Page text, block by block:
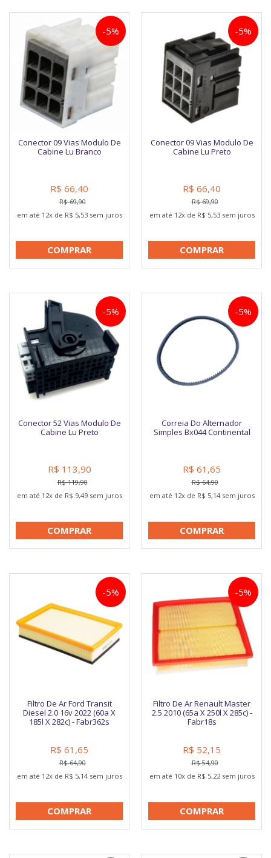
Conector 09 Vias Modulo De
Cabine Lu Branco
R$ 66,40
R$ 69,90
-5%
em até 12x de R$ 5,53 sem juros
COMPRAR
Conector 09 Vias Modulo De
Cabine Lu Preto
R$ 66,40
R$ 69,90
-5%
em até 12x de R$ 5,53 sem juros
COMPRAR
Conector 52 Vias Modulo De
Cabine Lu Preto
R$ 113,90
R$ 119,90
-5%
em até 12x de R$ 9,49 sem juros
COMPRAR
Correia Do Alternador
Simples Bx044 Continental
R$ 61,65
R$ 64,90
-5%
em até 12x de R$ 5,14 sem juros
COMPRAR
Filtro De Ar Ford Transit
Diesel 2.0 16v 2022 (60a X
185l X 282c) - Fabr362s
R$ 61,65
R$ 64,90
-5%
em até 12x de R$ 5,14 sem juros
COMPRAR
Filtro De Ar Renault Master
2.5 2010 (65a X 250l X 285c) -
Fabr18s
R$ 52,15
R$ 54,90
-5%
em até 10x de R$ 5,22 sem juros
COMPRAR